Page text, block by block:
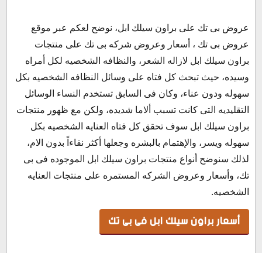
أسعار براون سيلك ابل فى بى تك
الشروط والأحكام :
عروض بى تك على براون سيلك ابل
أنواع بروان سيلك ابل من بى تك
أسعار بروان سيلك ابل فى بى تك
ملاحظات حول ماكينات براون سيلك ابل
محتويات علبه براون سيلك ابل
عروض بى تك على براون سيلك ابل، نوضح لعكم عبر موقع
عروض بى تك ، أسعار وعروض شركه بى تك على منتجات
براون سيلك ابل لازاله الشعر، والنظافه الشخصيه لكل أمراه
وسيده، حيث تبحث كل فتاه على وسائل النظافه الشخصيه بكل
سهوله ودون عناء، وكان فى السابق تستخدم النساء الوسائل
التقليديه التى كانت تسبب ألاما شديده، ولكن مع ظهور منتجات
براون سيلك ابل سوف تحقق كل فتاه العنايه الشخصيه بكل
سهوله ويسر، والإهتمام بالبشره وجعلها أكثر نقاءاً بدون الام،
لذلك سنوضح أنواع منتجات براون سيلك ابل الموجوده فى بى
تك، وأسعار وعروض الشركه المستمره على منتجات العنايه
الشخصيه.
أسعار براون سيلك ابل فى بى تك